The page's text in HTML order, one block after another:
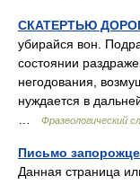
СКАТЕРТЬЮ
убирайся вон.
состоянии
негодования,
нуждается в
Фразеологический
Письмо
Данная страница